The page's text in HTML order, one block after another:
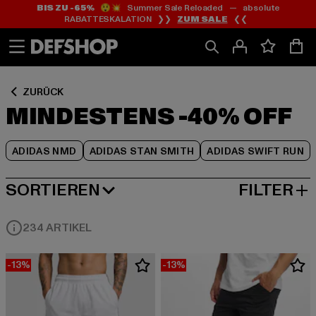
Zum
Inhalt
springen
Zum
Fußzeile
springen
BIS ZU -65%😲💥 Summer Sale Reloaded — absolute
RABATTESKALATION ❯❯ ZUM SALE ❮❮
ZURÜCK
MINDESTENS -40% OFF
ADIDAS NMD ADIDAS STAN SMITH ADIDAS SWIFT RUN
Zum
Produktraster
springen
SORTIEREN
BELIEBTESTE FILTER
234 ARTIKEL
-13% -13%